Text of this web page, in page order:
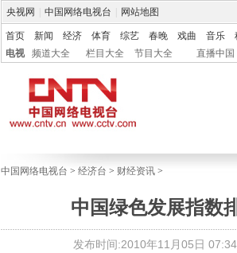
央视网 中国网络电视台 网站地图
首页 新闻 经济 体育 综艺 春晚 戏曲 音乐
电视
频道大全 栏目大全 节目大全 直播中国
中国网络电视台 > 经济台 > 财经资讯 >
中国绿色发展指数
发布时间:2010年11月05日